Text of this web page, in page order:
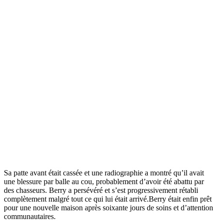
Sa patte avant était cassée et une radiographie a montré qu’il avait
une blessure par balle au cou, probablement d’avoir été abattu par
des chasseurs. Berry a persévéré et s’est progressivement rétabli
complètement malgré tout ce qui lui était arrivé.Berry était enfin prêt
pour une nouvelle maison après soixante jours de soins et d’attention
communautaires.